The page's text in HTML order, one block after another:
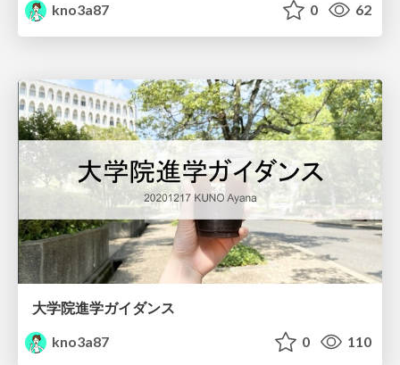
kno3a87
0 62
大学院進学ガイダンス
kno3a87
0 110